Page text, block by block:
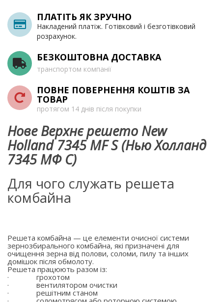
ПЛАТІТЬ ЯК ЗРУЧНО
Накладений платіж. Готівковий і безготівковий
розрахунок.
БЕЗКОШТОВНА ДОСТАВКА
транспортом компанії
ПОВНЕ ПОВЕРНЕННЯ КОШТІВ ЗА
ТОВАР
протягом 14 днів після покупки
Нове Верхнє решето New
Holland 7345 MF S (Нью Холланд
7345 МФ С)
Для чого служать решета
комбайна
Решета комбайна — це елементи очисної системи
зернозбирального комбайна, які призначені для
очищення зерна від полови, соломи, пилу та інших
домішок після обмолоту.
Решета працюють разом із:
·
грохотом
·
вентилятором очистки
·
решітним станом